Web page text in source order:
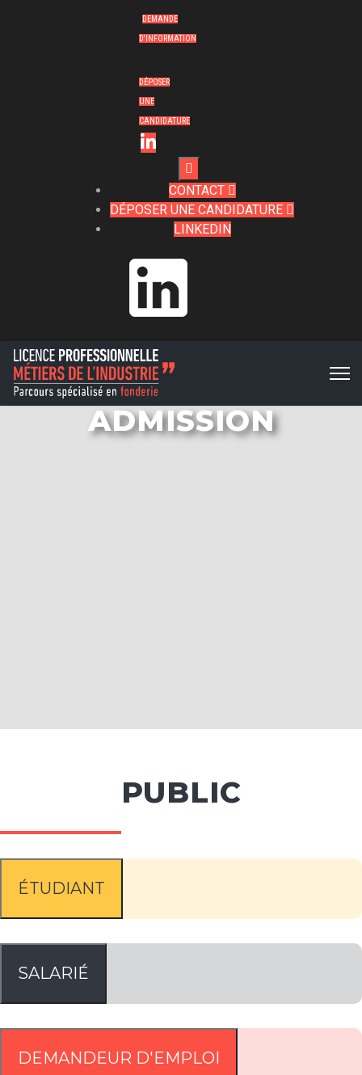
DEMANDE
D'INFORMATION
DÉPOSER
UNE
CANDIDATURE

CONTACT
DÉPOSER UNE CANDIDATURE 
LINKEDIN
ADMISSION
PUBLIC
ÉTUDIANT
SALARIÉ
DEMANDEUR D'EMPLOI